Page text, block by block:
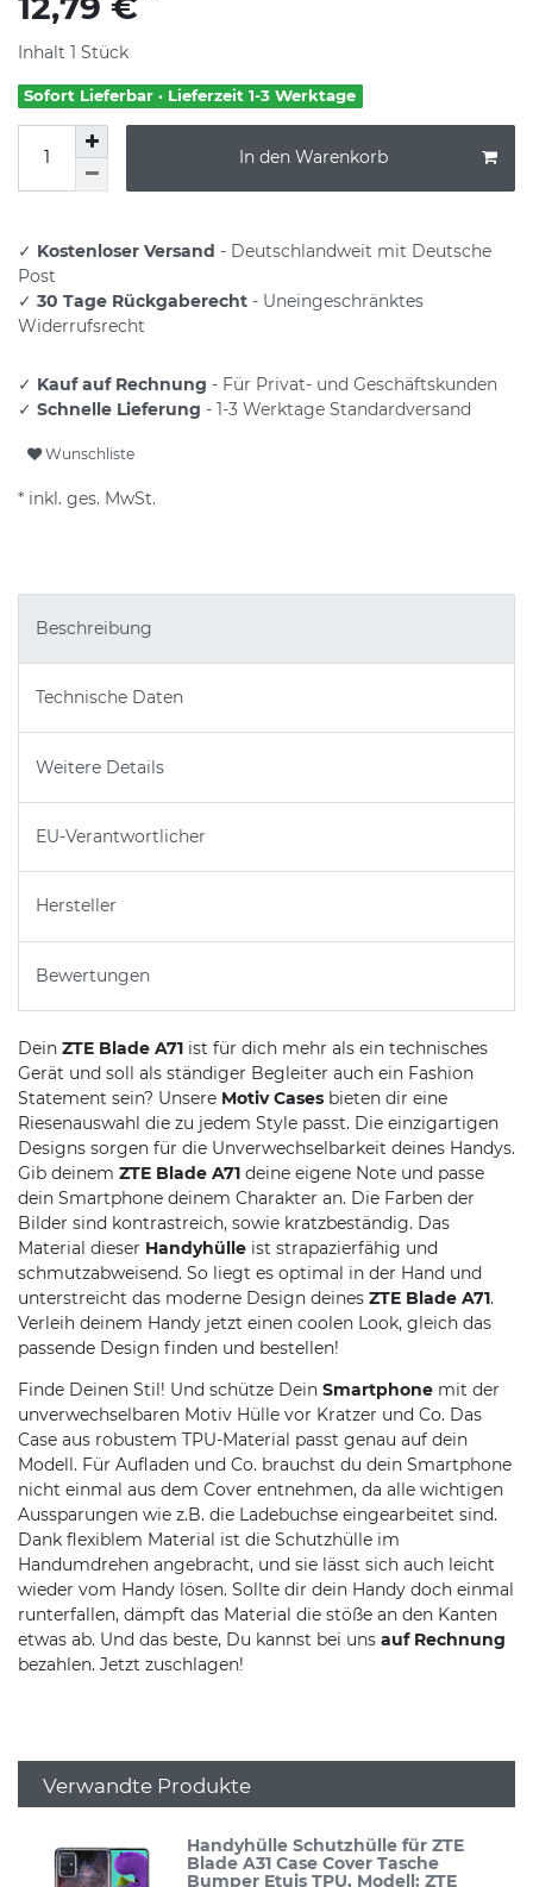
Inhalt 1 Stück
Sofort Lieferbar · Lieferzeit 1-3 Werktage
In den Warenkorb
✓ Kostenloser Versand - Deutschlandweit mit Deutsche
Post
✓ 30 Tage Rückgaberecht - Uneingeschränktes
Widerrufsrecht
✓ Kauf auf Rechnung - Für Privat- und Geschäftskunden
✓ Schnelle Lieferung - 1-3 Werktage Standardversand
Wunschliste
* inkl. ges. MwSt.
Beschreibung
Technische Daten
Weitere Details
EU-Verantwortlicher
Hersteller
Bewertungen
Dein ZTE Blade A71 ist für dich mehr als ein technisches
Gerät und soll als ständiger Begleiter auch ein Fashion
Statement sein? Unsere Motiv Cases bieten dir eine
Riesenauswahl die zu jedem Style passt. Die einzigartigen
Designs sorgen für die Unverwechselbarkeit deines Handys.
Gib deinem ZTE Blade A71 deine eigene Note und passe
dein Smartphone deinem Charakter an. Die Farben der
Bilder sind kontrastreich, sowie kratzbeständig. Das
Material dieser Handyhülle ist strapazierfähig und
schmutzabweisend. So liegt es optimal in der Hand und
unterstreicht das moderne Design deines ZTE Blade A71.
Verleih deinem Handy jetzt einen coolen Look, gleich das
passende Design finden und bestellen!
Finde Deinen Stil! Und schütze Dein Smartphone mit der
unverwechselbaren Motiv Hülle vor Kratzer und Co. Das
Case aus robustem TPU-Material passt genau auf dein
Modell. Für Aufladen und Co. brauchst du dein Smartphone
nicht einmal aus dem Cover entnehmen, da alle wichtigen
Aussparungen wie z.B. die Ladebuchse eingearbeitet sind.
Dank flexiblem Material ist die Schutzhülle im
Handumdrehen angebracht, und sie lässt sich auch leicht
wieder vom Handy lösen. Sollte dir dein Handy doch einmal
runterfallen, dämpft das Material die stöße an den Kanten
etwas ab. Und das beste, Du kannst bei uns auf Rechnung
bezahlen. Jetzt zuschlagen!
Verwandte Produkte
Handyhülle Schutzhülle für ZTE
Blade A31 Case Cover Tasche
Bumper Etuis TPU, Modell: ZTE